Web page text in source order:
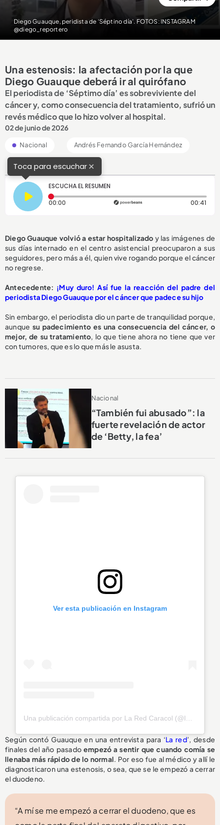
Diego Guauque, peridista de ‘Séptino día’. FOTOS: INSTAGRAM
@diego_reportero
Una estenosis: la afectación por la que
Diego Guauque deberá ir al quirófano
El periodista de ‘Séptimo día’ es sobreviviente del
cáncer y, como consecuencia del tratamiento, sufrió un
revés médico que lo hizo volver al hospital.
02 de junio de 2026
Nacional Andrés Fernando García Hernández
Toca para escuchar×
ESCUCHA EL RESUMEN
00:00 Tiempo transcurrido: 0 segundos 00:41
Diego Guauque volvió a estar hospitalizado y las imágenes de
sus días internado en el centro asistencial preocuparon a sus
seguidores, pero más a él, quien vive rogando porque el cáncer
no regrese.
Antecedente: ¡Muy duro! Así fue la reacción del padre del
periodista Diego Guauque por el cáncer que padece su hijo
Sin embargo, el periodista dio un parte de tranquilidad porque,
aunque su padecimiento es una consecuencia del cáncer, o
mejor, de su tratamiento, lo que tiene ahora no tiene que ver
con tumores, que es lo que más le asusta.
Nacional
“También fui abusado”: la
fuerte revelación de actor
de ‘Betty, la fea’
Ver esta publicación en Instagram
Según contó Guauque en una entrevista para ‘La red’, desde
finales del año pasado empezó a sentir que cuando comía se
llenaba más rápido de lo normal. Por eso fue al médico y allí le
diagnosticaron una estenosis, o sea, que se le empezó a cerrar
el duodeno.
“A mí se me empezó a cerrar el duodeno, que es